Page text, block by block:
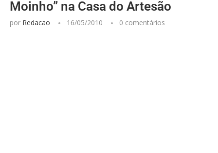
Moinho” na Casa do Artesão
por Redacao 16/05/2010 0 comentários